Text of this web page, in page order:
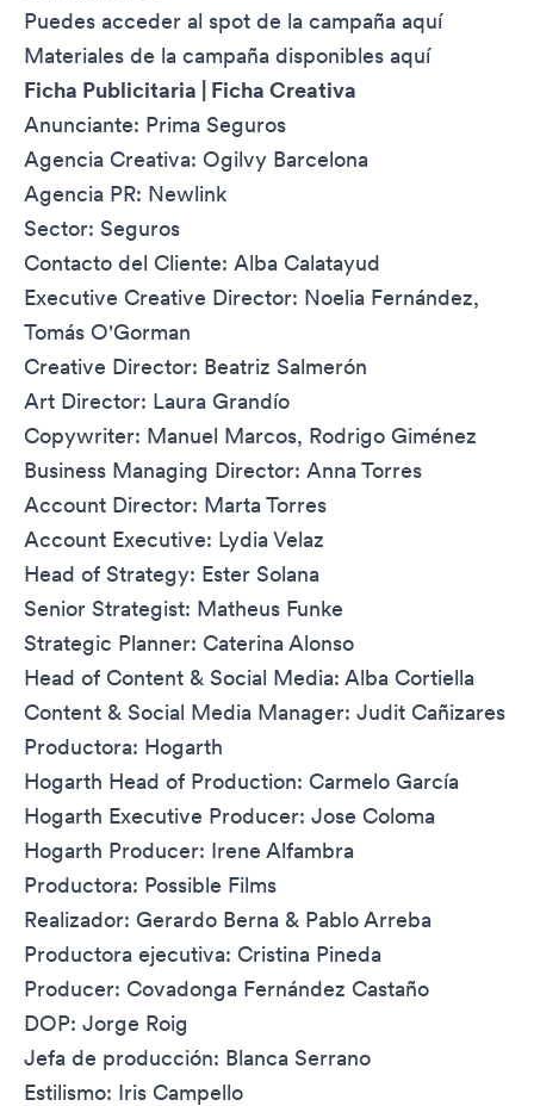
Puedes acceder al spot de la campaña aquí
Materiales de la campaña disponibles aquí
Ficha Publicitaria | Ficha Creativa
Anunciante: Prima Seguros
Agencia Creativa: Ogilvy Barcelona
Agencia PR: Newlink
Sector: Seguros
Contacto del Cliente: Alba Calatayud
Executive Creative Director: Noelia Fernández,
Tomás O'Gorman
Creative Director: Beatriz Salmerón
Art Director: Laura Grandío
Copywriter: Manuel Marcos, Rodrigo Giménez
Business Managing Director: Anna Torres
Account Director: Marta Torres
Account Executive: Lydia Velaz
Head of Strategy: Ester Solana
Senior Strategist: Matheus Funke
Strategic Planner: Caterina Alonso
Head of Content & Social Media: Alba Cortiella
Content & Social Media Manager: Judit Cañizares
Productora: Hogarth
Hogarth Head of Production: Carmelo García
Hogarth Executive Producer: Jose Coloma
Hogarth Producer: Irene Alfambra
Productora: Possible Films
Realizador: Gerardo Berna & Pablo Arreba
Productora ejecutiva: Cristina Pineda
Producer: Covadonga Fernández Castaño
DOP: Jorge Roig
Jefa de producción: Blanca Serrano
Estilismo: Iris Campello